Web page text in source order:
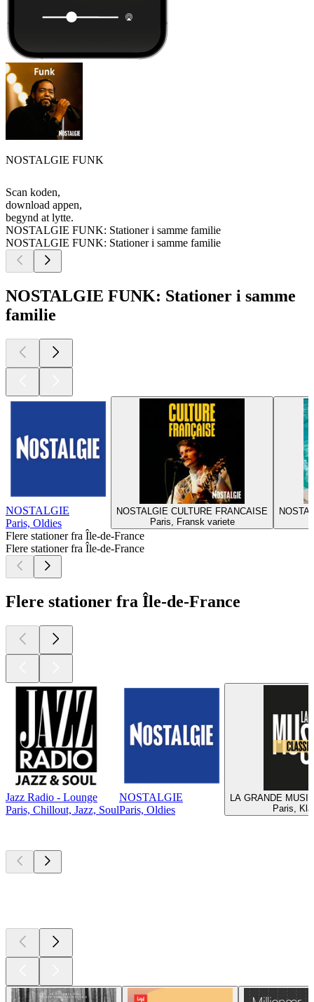
NOSTALGIE FUNK
Scan koden,
download appen,
begynd at lytte.
NOSTALGIE FUNK: Stationer i samme familie
NOSTALGIE FUNK: Stationer i samme familie
NOSTALGIE FUNK: Stationer i samme
familie
NOSTALGIE
Paris, Oldies
NOSTALGIE CULTURE FRANCAISE
Paris, Fransk variete
Flere stationer fra Île-de-France
Flere stationer fra Île-de-France
Flere stationer fra Île-de-France
Jazz Radio - Lounge
Paris, Chillout, Jazz, Soul
NOSTALGIE
Paris, Oldies
LA GRANDE
Paris,